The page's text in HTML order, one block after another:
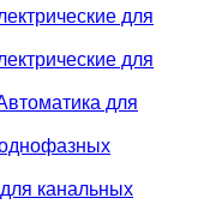
для
для
для
канальных